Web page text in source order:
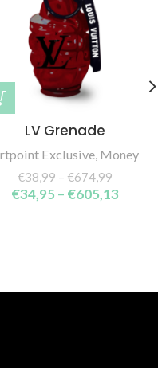
LV Grenade
Exclusive, Money
€38,99–€674,99
€34,95 – €605,13